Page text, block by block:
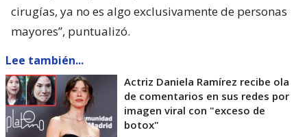
cirugías, ya no es algo exclusivamente de personas
mayores”, puntualizó.
Lee también...
Actriz Daniela Ramírez recibe ola
de comentarios en sus redes por
imagen viral con "exceso de
botox"